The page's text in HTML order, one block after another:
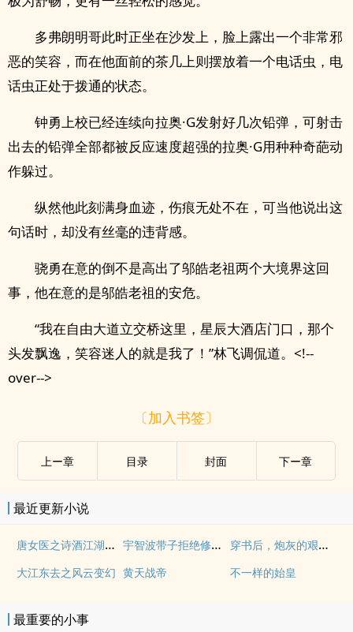
多弗朗明哥此时正坐在沙发上，脸上露出一个非常邪
恶的笑容，而在他面前的茶几上则摆放着一个电话虫，电
话虫正处于拨通的状态。
钟勇上校已经连续向拉奥·G发射好几次铅弹，可射击
出去的铅弹全部都被反应速度超强的拉奥·G用种种奇葩动
作躲过。
纵然他此刻满身血迹，伤痕无处不在，可当他说出这
句话时，却没有丝毫的违背感。
骁勇在意的倒不是高出了邬皓老祖两个大境界这回
事，他在意的是邬皓老祖的安危。
“我在自由大道立交桥这里，星辰大酒店门口，那个
头发飘逸，笑容迷人的就是我了！”林飞调侃道。<!--
over-->
〔加入书签〕
上ー章 目录 封面 下ー章
最近更新小说
唐女医之诗酒江湖军旅传奇 宇智波带子拒绝修罗场 穿书后，炮灰的艰难生活
大江东去之风云变幻 黄天战帝 不一样的始皇
最重要的小事